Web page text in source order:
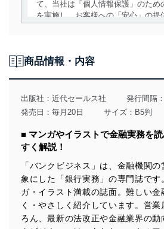
て、当社は「個人情報保護」のため
を実施し、お客様への「安心」の提
用目的を明確にし、本人の同意を得
達成に必要な範囲内で適法かつ公正
得・利用・提供を行います。また、
個人情報は、同意を得ずに目的外利
みを確実にするため、従業者等の教
ます。また、目的外利用を行わない
措置を講じます。
法令遵守
当社は、個人情報に関連する法令、
その他の規範を遵守します。また
に、これらの法令及びその他の規範
商品情報・内容
出版社： 近代セールス社
発行間隔
発売日：毎月20日
サイズ：B5判
■ マンガやイラストで金融実務を
すく解説！
「バンクビジネス」は、金融機関
象にした「銀行実務」の専門誌です
ガ・イラスト満載の誌面。難しい金
く・やさしく紹介しています。営
ろん、最新の法改正や金融業界の